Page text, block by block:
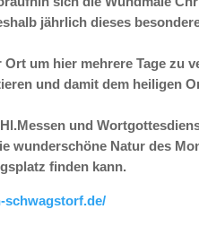
jährlich dieses
um hier mehrere Tage zu
und damit dem heiligen
und
wunderschöne Natur des
finden kann.
schwagstorf.de/